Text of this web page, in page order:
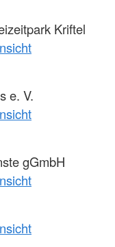
Kriftel
e. V.
gGmbH